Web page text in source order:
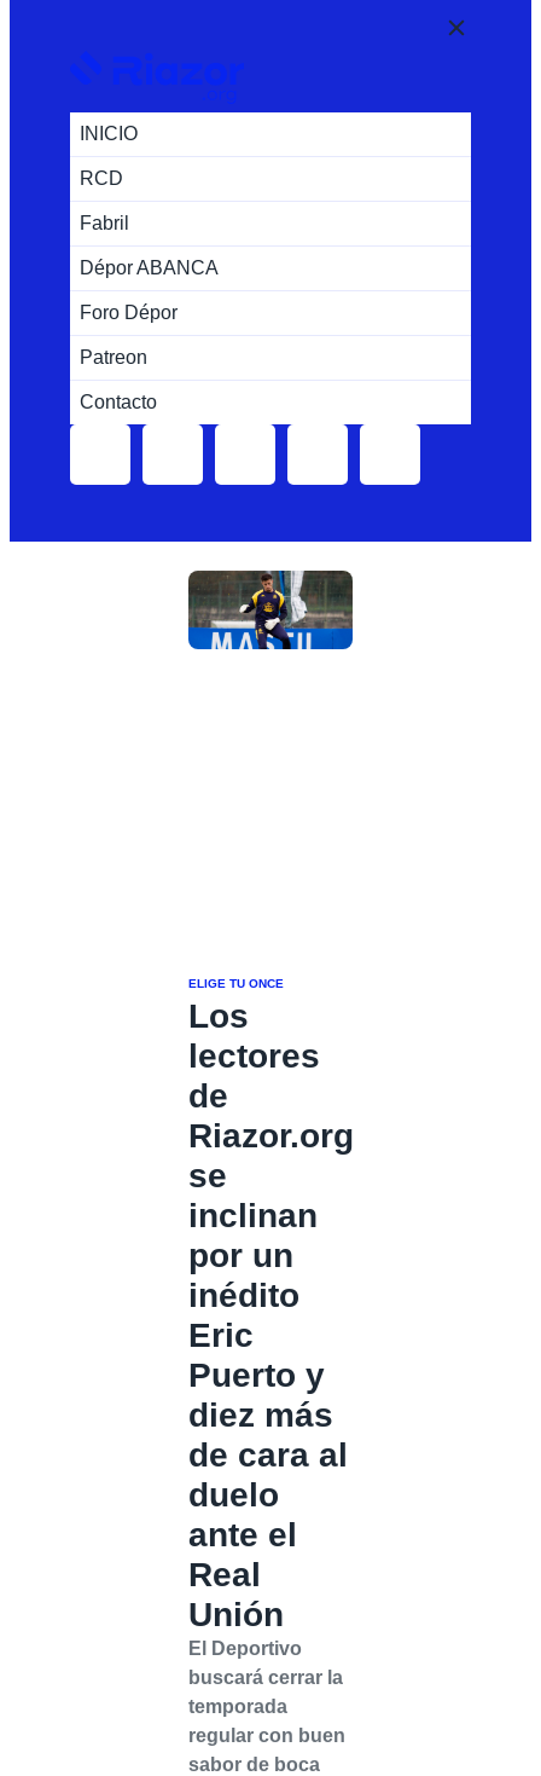
INICIO
RCD
Fabril
Dépor ABANCA
Foro Dépor
Patreon
Contacto
ELIGE TU ONCE
Los
lectores
de
Riazor.org
se
inclinan
por un
inédito
Eric
Puerto y
diez más
de cara al
duelo
ante el
Real
Unión
El Deportivo
buscará cerrar la
temporada
regular con buen
sabor de boca